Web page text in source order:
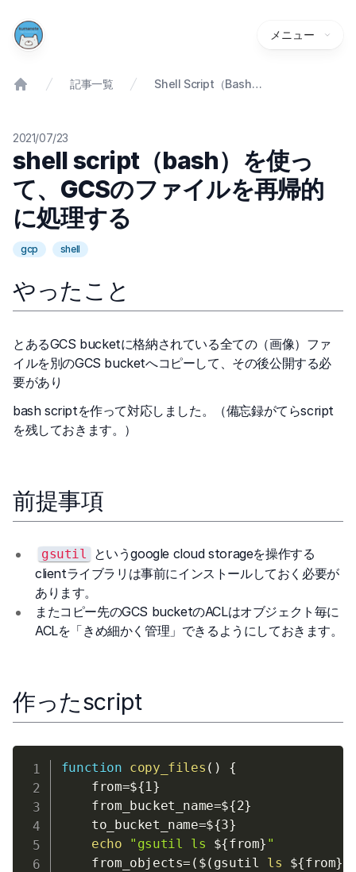
メニュー
記事一覧 Shell Script（bash）を使って、GCSのファイルを再帰的に処理する
2021/07/23
shell script（bash）を使っ
て、GCSのファイルを再帰的
に処理する
gcp shell
やったこと
とあるGCS bucketに格納されている全ての（画像）ファ
イルを別のGCS bucketへコピーして、その後公開する必
要があり
bash scriptを作って対応しました。（備忘録がてらscript
を残しておきます。）
前提事項
gsutil
というgoogle cloud storageを操作する
clientライブラリは事前にインストールしておく必要が
あります。
またコピー先のGCS bucketのACLはオブジェクト毎に
ACLを「きめ細かく管理」できるようにしておきます。
作ったscript
function copy_files ( )
{
from=${1}
from_bucket_name=${2}
to_bucket_name=${3}
echo
"gsutil ls ${from} "
from_objects= ( $( gsutil ls ${from}